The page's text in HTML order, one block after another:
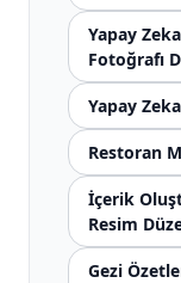
Yapay
Fotoğrafı
Yapay
Restoran
İçerik
Resim
Gezi